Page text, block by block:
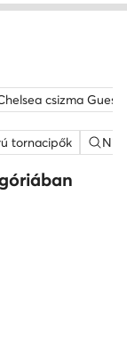
csizma Guess
tornacipők